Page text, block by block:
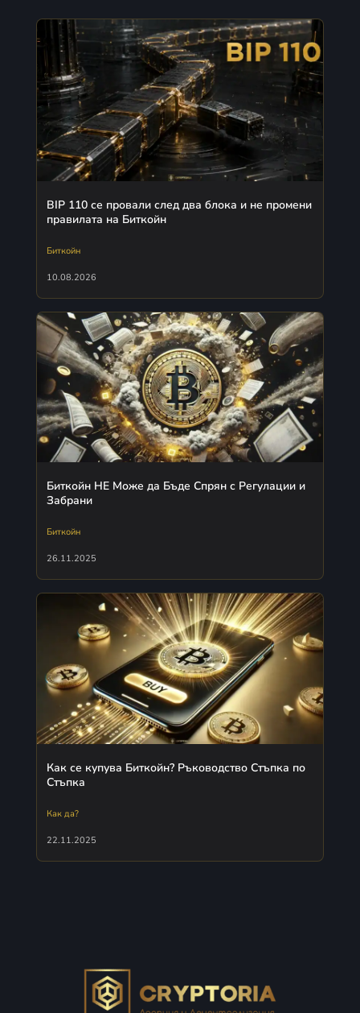
BIP 110 се провали след два блока и не промени
правилата на Биткойн
Биткойн
10.08.2026
Биткойн НЕ Може да Бъде Спрян с Регулации и
Забрани
Биткойн
26.11.2025
Как се купува Биткойн? Ръководство Стъпка по
Стъпка
Как да?
22.11.2025